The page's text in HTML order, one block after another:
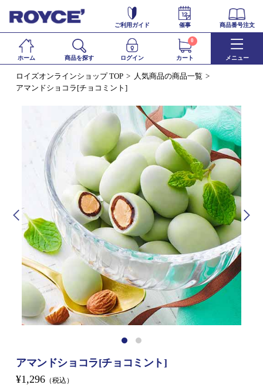
ご利用ガイド 催事 商品番号注文
ホーム 商品を探す ログイン カート
0
メニュー
ロイズオンラインショップ TOP
人気商品の商品一覧
アマンドショコラ[チョコミント]
アマンドショコラ[チョコミント]
¥1,296 （税込）